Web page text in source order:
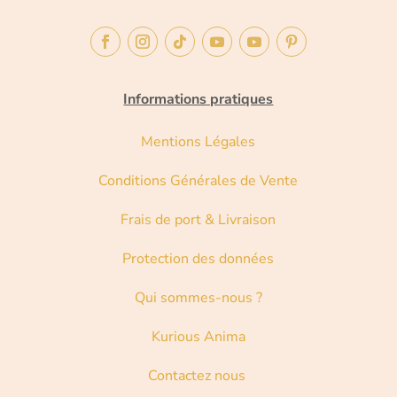
Informations pratiques
Mentions Légales
Conditions Générales de Vente
Frais de port & Livraison
Protection des données
Qui sommes-nous ?
Kurious Anima
Contactez nous